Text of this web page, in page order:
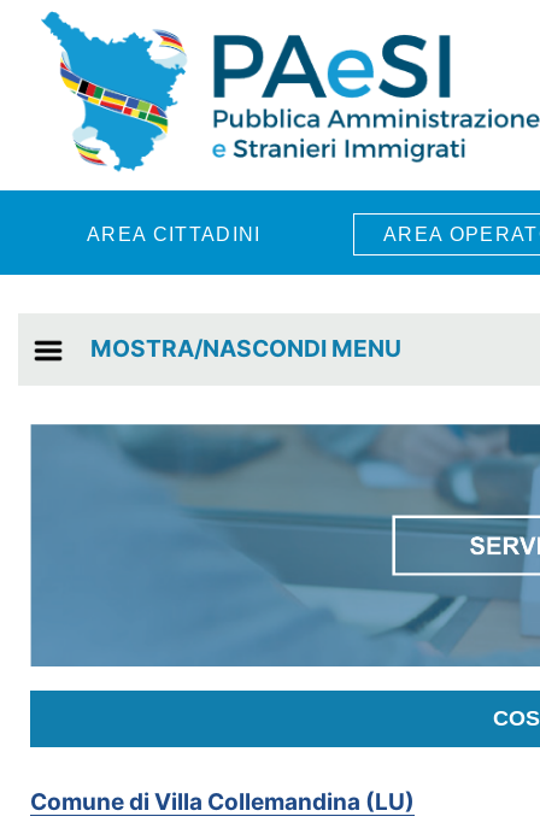
Skip to main content
AREA CITTADINI AREA
MOSTRA/NASCONDI MENU
Comune di Villa Collemandina (LU)